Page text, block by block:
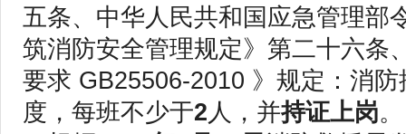
五条、中华人民共和国应急管理部
筑消防安全管理规定》第二十六条
要求 GB25506-2010 》规定：消
度，每班不少于2人，并持证上岗。